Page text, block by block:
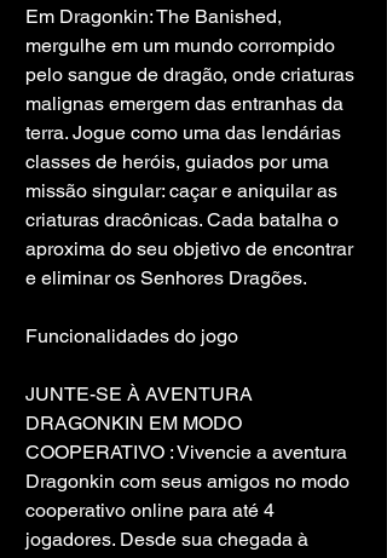
Em Dragonkin: The Banished,
mergulhe em um mundo corrompido
pelo sangue de dragão, onde criaturas
malignas emergem das entranhas da
terra. Jogue como uma das lendárias
classes de heróis, guiados por uma
missão singular: caçar e aniquilar as
criaturas dracônicas. Cada batalha o
aproxima do seu objetivo de encontrar
e eliminar os Senhores Dragões.
Funcionalidades do jogo
JUNTE-SE À AVENTURA
DRAGONKIN EM MODO
COOPERATIVO : Vivencie a aventura
Dragonkin com seus amigos no modo
cooperativo online para até 4
jogadores. Desde sua chegada à